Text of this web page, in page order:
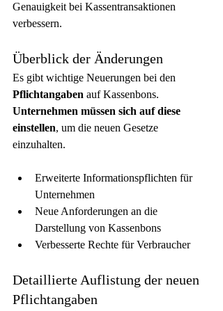
Genauigkeit bei Kassentransaktionen
verbessern.
Überblick der Änderungen
Es gibt wichtige Neuerungen bei den
Pflichtangaben auf Kassenbons.
Unternehmen müssen sich auf diese
einstellen, um die neuen Gesetze
einzuhalten.
Erweiterte Informationspflichten für
Unternehmen
Neue Anforderungen an die
Darstellung von Kassenbons
Verbesserte Rechte für Verbraucher
Detaillierte Auflistung der neuen
Pflichtangaben